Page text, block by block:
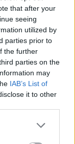
that after your
seeing
utilized by
parties prior to
the further
parties on the
may
IAB’s List of
it to other
tvirtai